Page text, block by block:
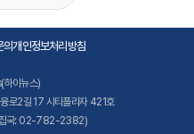
의개인정보처리방침
이뉴스)
로2길 17 시티플라자 421호
국: 02-782-2382)